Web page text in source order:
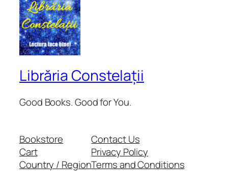
Librăria Constelații
Good Books. Good for You.
Bookstore
Cart
Country / Region
Contact Us
Privacy Policy
Terms and Conditions